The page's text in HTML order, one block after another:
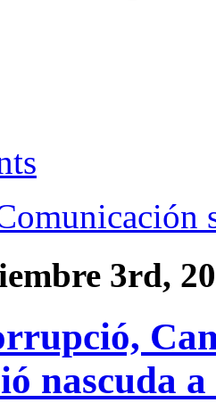
3rd,
nascuda